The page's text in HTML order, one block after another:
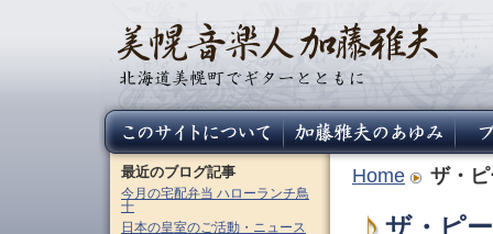
Home ザ・
ザ・ピ
最近のブログ記事
今月の宅配弁当 ハローランチ鳥
十
日本の皇室のご活動・ニュース